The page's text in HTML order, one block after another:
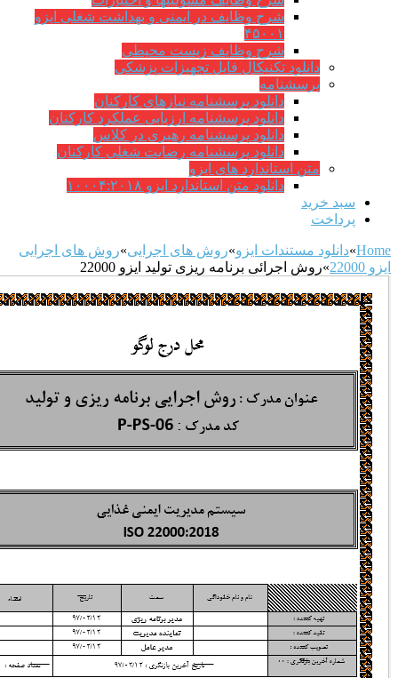
شرح وظایف در ایمنی و بهداشت شغلی ایزو
شرح وظایف زیست محیطی
دانلود تکنیکال فایل تجهیزات پزشکی
پرسشنامه
دانلود پرسشنامه نیازهای کارکنان
دانلود پرسشنامه ارزیابی عملکرد کارکنان
دانلود پرسشنامه رهبری در کلاس
دانلود پرسشنامه رضایت شغلی کارکنان
متن استاندارد های ایزو
دانلود متن استاندارد ایزو ۱۰۰۰۴:۲۰۱۸
خرید
مستندات ایزو»روش های اجرایی»روش های اجرایی
»روش اجرائی برنامه ريزی توليد ایزو 22000